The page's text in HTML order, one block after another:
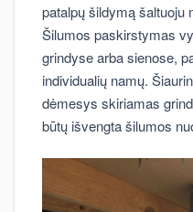
patalpų šildymą šaltuoju
Šilumos paskirstymas
grindyse arba sienose,
individualių namų.
dėmesys skiriamas
būtų išvengta šilumos